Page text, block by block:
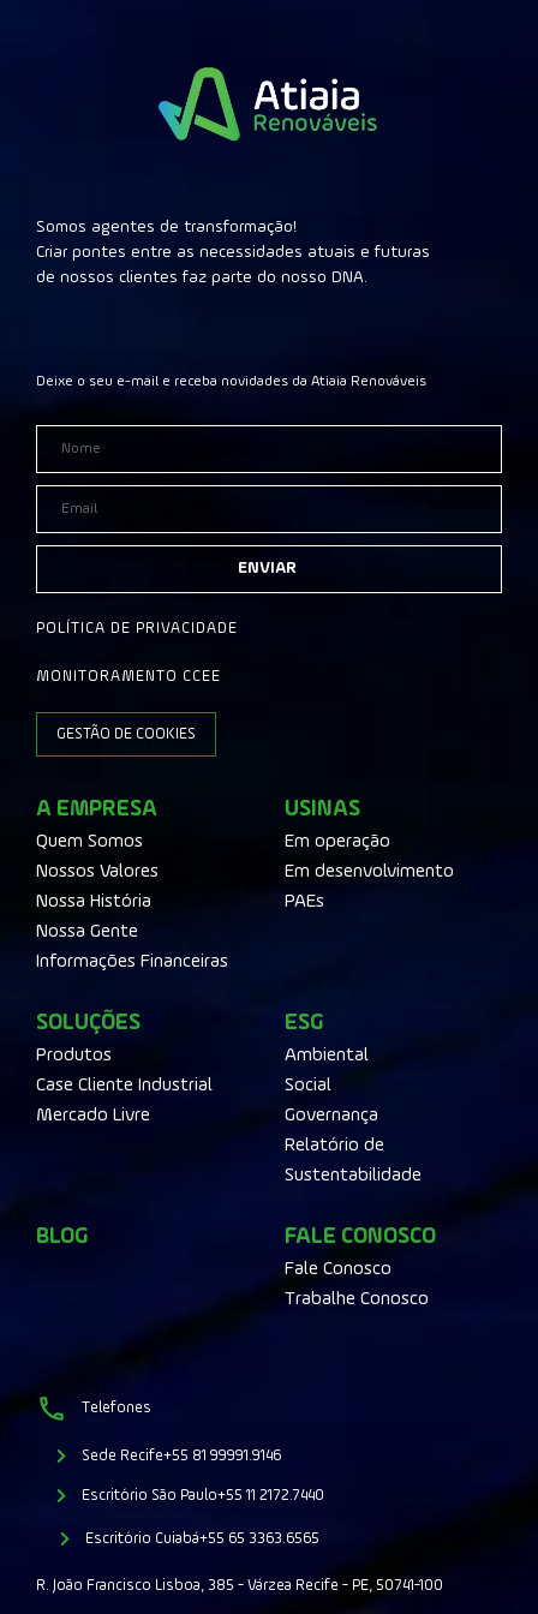
Somos agentes de transformação!
Criar pontes entre as necessidades atuais e futuras
de nossos clientes faz parte do nosso DNA.
Deixe o seu e-mail e receba novidades da Atiaia Renováveis
ENVIAR
POLÍTICA DE PRIVACIDADE
MONITORAMENTO CCEE
GESTÃO DE COOKIES
A EMPRESA
Quem Somos
Nossos Valores
Nossa História
Nossa Gente
Informações Financeiras
USINAS
Em operação
Em desenvolvimento
PAEs
SOLUÇÕES
Produtos
Case Cliente Industrial
Mercado Livre
ESG
Ambiental
Social
Governança
Relatório de
Sustentabilidade
BLOG FALE CONOSCO
Fale Conosco
Trabalhe Conosco
Telefones
Sede Recife+55 81 99991.9146
Escritório São Paulo+55 11 2172.7440
Escritório Cuiabá+55 65 3363.6565
R. João Francisco Lisboa, 385 - Várzea Recife - PE, 50741-100